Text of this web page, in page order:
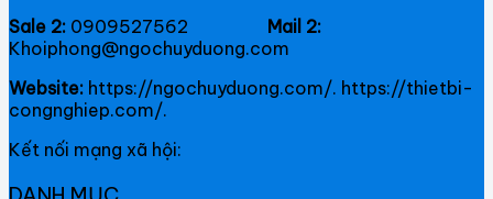
Sale 2: 0909527562 Mail 2:
Khoiphong@ngochuyduong.com
Website: https://ngochuyduong.com/. https://thietbi-
congnghiep.com/.
Kết nối mạng xã hội: